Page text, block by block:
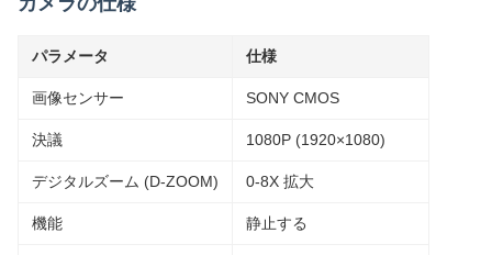
パラメータ 仕様
画像センサー SONY CMOS
決議 1080P (1920×1080)
デジタルズーム (D-ZOOM) 0-8X 拡大
機能 静止する